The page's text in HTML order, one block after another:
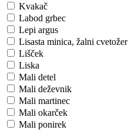
Kvakač
Labod grbec
Lepi argus
Lisasta minica, žalni cvetožer
Lišček
Liska
Mali detel
Mali deževnik
Mali martinec
Mali okarček
Mali ponirek